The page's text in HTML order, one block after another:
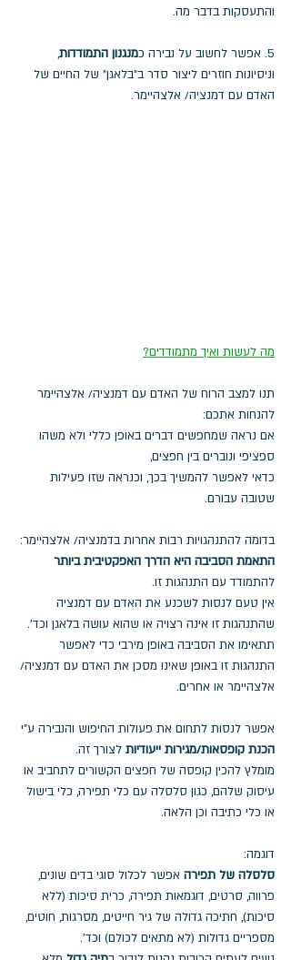
והתעסקות בדבר מה.
5. אפשר לחשוב על נבירה כ מנגנון התמודדות,
וניסיונות חוזרים ליצור סדר ב"בלאגן" של החיים של
האדם עם דמנציה/ אלצהיימר.
מה לעשות ואיך מתמודדים?
תנו למצב הרוח של האדם עם דמנציה/ אלצהיימר
להנחות אתכם:
אם נראה שמחפשים דברים באופן כללי ולא משהו
ספציפי ונוברים בין חפצים,
כדאי לאפשר להמשיך בכך, וכנראה שזו פעילות
שטובה עבורם.
בדומה להתנהגויות רבות אחרות בדמנציה/ אלצהיימר:
התאמת הסביבה היא הדרך האפקטיבית ביותר
להתמודד עם התנהגות זו.
אין טעם לנסות לשכנע את האדם עם דמנציה
שהתנהגות זו אינה רצויה או שהוא עושה בלאגן וכד'.
תתאימו את הסביבה באופן מירבי כדי לאפשר
התנהגות זו באופן שאינו מסכן את האדם עם דמנציה/
אלצהיימר או אחרים.
אפשר לנסות לתחום את פעולות החיפוש והנבירה ע"י
הכנת קופסאות/מגירות ייעודיות לצורך זה.
מומלץ להכין קופסה של חפצים הקשורים לתחביב או
עיסוק שלהם, כגון סלסלה עם כלי תפירה, כלי בישול
או כלי כתיבה וכן הלאה.
דוגמה:
סלסלה של תפירה אפשר לכלול סוגי בדים שונים,
פרווה, סרטים, דוגמאות תפירה, כרית סיכות (ללא
סיכות), חתיכה גדולה של גיר חייטים, מסרגות, חוטים,
מספריים גדולות (לא מתאים לכולם) וכד'.